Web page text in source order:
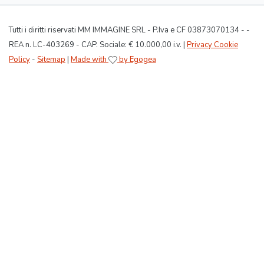
Tutti i diritti riservati MM IMMAGINE SRL - P.Iva e CF 03873070134 - -
REA n. LC-403269 - CAP. Sociale: € 10.000,00 i.v. | Privacy Cookie
Policy - Sitemap | Made with by Egogea